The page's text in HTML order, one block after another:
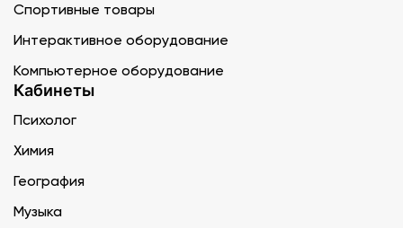
Спортивные товары
Интерактивное оборудование
Компьютерное оборудование
Кабинеты
Психолог
Химия
География
Музыка